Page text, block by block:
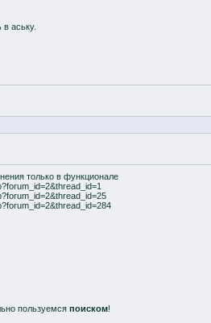
аську.
только в функционале
пользуемся поиском!